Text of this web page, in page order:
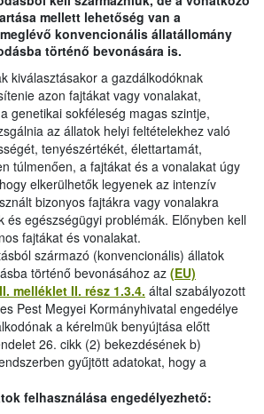
mellett lehetőség van a
konvencionális állatállomány
történő bevonására is.
kiválasztásakor a gazdálkodóknak
azon fajtákat vagy vonalakat,
genetikai sokféleség magas szintje,
az állatok helyi feltételekhez való
tenyészértékét, élettartamát,
túlmenően, a fajtákat és a vonalakat úgy
elkerülhetők legyenek az intenzív
bizonyos fajtákra vagy vonalakra
és egészségügyi problémák. Előnyben kell
fajtákat és vonalakat.
származó (konvencionális) állatok
történő bevonásához az (EU)
melléklet II. rész 1.3.4. által szabályozott
Pest Megyei Kormányhivatal engedélye
a kérelmük benyújtása előtt
26. cikk (2) bekezdésének b)
gyűjtött adatokat, hogy a
felhasználása engedélyezhető: